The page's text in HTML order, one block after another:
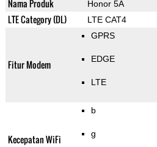
Nama Produk Honor 5A
LTE Category (DL) LTE CAT4
Fitur Modem
GPRS
EDGE
LTE
Kecepatan WiFi
b
g